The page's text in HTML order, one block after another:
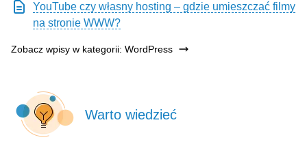
YouTube czy własny hosting – gdzie umieszczać filmy
na stronie WWW?
Zobacz wpisy w kategorii: WordPress
Warto wiedzieć